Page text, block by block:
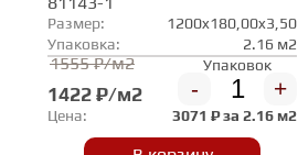
Размер:
1200x180,00x3,50
Упаковка:
2.16 м2
1555 ₽/м2
1422 ₽/м2
Упаковок
- +
Цена: 3071 ₽ за 2.16 м2